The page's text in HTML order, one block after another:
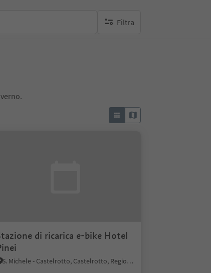
Filtra
nessun filtro attivo
di ricarica e-bike Hotel
S. Michele - Castelrotto, Castelrotto, Regione dolomitica Alpe di Siusi